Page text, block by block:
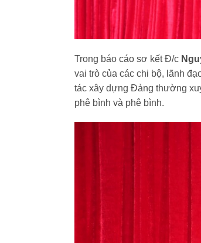
Trong báo cáo sơ kết Đ/c
vai trò của các chi bộ, lãnh
tác xây dựng Đảng thường
phê bình và phê bình.